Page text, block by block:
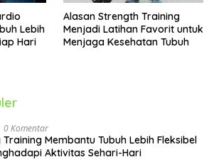
Lebih
Hari
Alasan Strength Training
Menjadi Latihan Favorit untuk
Menjaga Kesehatan Tubuh
0 Komentar
Membantu Tubuh Lebih Fleksibel
Aktivitas Sehari-Hari